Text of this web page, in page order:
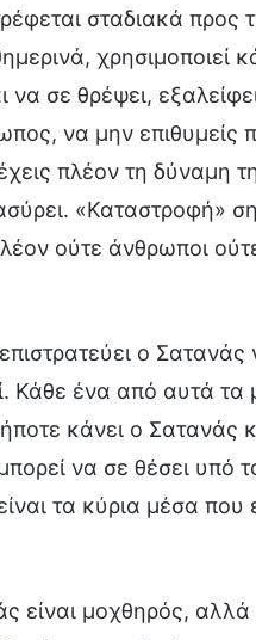
σταδιακά
χρησιμοποιεί
να σε θρέψει,
να μην επιθυμείς
πλέον τη δύναμη
«Καταστροφή»
ούτε άνθρωποι
ο Σατανάς
Κάθε ένα από αυτά τα
κάνει ο Σατανάς
να σε θέσει υπό
τα κύρια μέσα που
είναι μοχθηρός,